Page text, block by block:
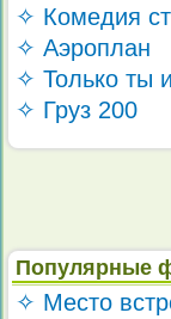
✧ Комедия
✧ Аэроплан
✧ Только ты
✧ Груз 200
Популярные
✧ Место